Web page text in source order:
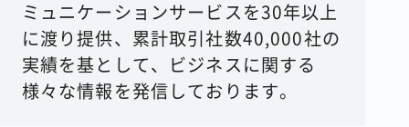
ミュニケーションサービスを30年以上
に渡り提供、累計取引社数40,000社の
実績を基として、ビジネスに関する
様々な情報を発信しております。